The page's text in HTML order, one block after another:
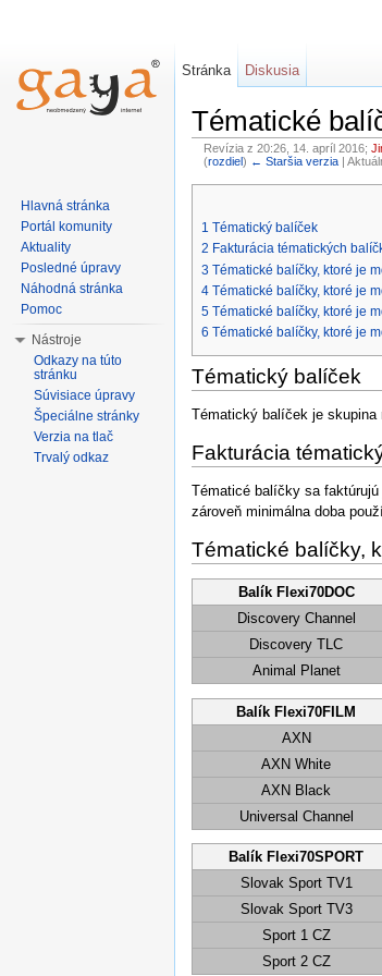
Tématické
Revízia z 20:26, 14. apríl 2016;
(rozdiel) ← Staršia verzia|
1 Tématický balíček
2 Fakturácia tématických
3 Tématické balíčky, ktoré je
4 Tématické balíčky, ktoré je
5 Tématické balíčky, ktoré je
6 Tématické balíčky, ktoré je
Tématický balíček
Tématický balíček je skupina
Fakturácia
Tématicé balíčky sa
zároveň minimálna doba
Tématické balíčky,
Balík Flexi70DOC
Discovery Channel
Discovery TLC
Animal Planet
Balík Flexi70FILM
AXN
AXN White
AXN Black
Universal Channel
Balík Flexi70SPORT
Slovak Sport TV1
Slovak Sport TV3
Sport 1 CZ
Sport 2 CZ
Stránka Diskusia
Hlavná stránka
Portál komunity
Aktuality
Posledné úpravy
Náhodná stránka
Pomoc
Nástroje
Odkazy na túto
stránku
Súvisiace úpravy
Špeciálne stránky
Verzia na tlač
Trvalý odkaz